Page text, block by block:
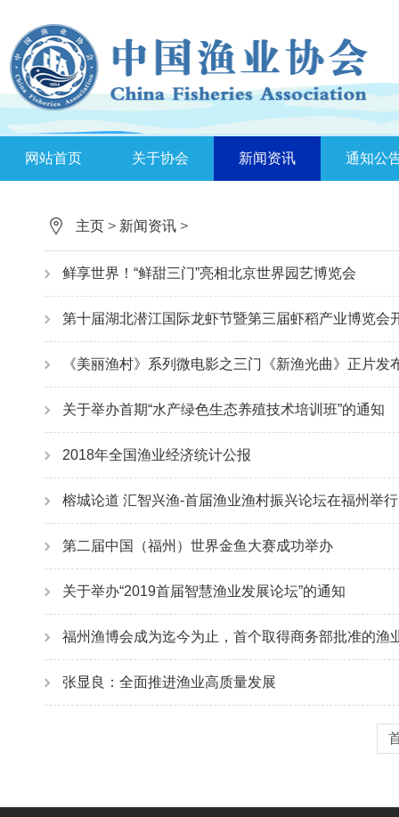
网站首页 关于协会 新闻资讯 通知公
主页 > 新闻资讯 >
鲜享世界！“鲜甜三门”亮相北京世界园艺博览会
第十届湖北潜江国际龙虾节暨第三届虾稻产业博览会
《美丽渔村》系列微电影之三门《新渔光曲》正片发
关于举办首期“水产绿色生态养殖技术培训班”的通知
2018年全国渔业经济统计公报
榕城论道 汇智兴渔-首届渔业渔村振兴论坛在福州举行
第二届中国（福州）世界金鱼大赛成功举办
关于举办“2019首届智慧渔业发展论坛”的通知
福州渔博会成为迄今为止，首个取得商务部批准的渔
张显良：全面推进渔业高质量发展